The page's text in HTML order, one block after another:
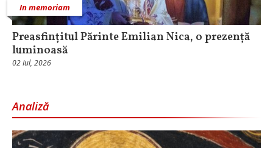
In memoriam
Preasfințitul Părinte Emilian Nica, o prezență
luminoasă
02 Iul, 2026
Analiză